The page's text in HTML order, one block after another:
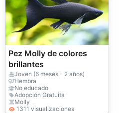
Pez Molly de colores
brillantes
Joven (6 meses - 2 años)
Hembra
No educado
Adopción Gratuita
Molly
1311 visualizaciones